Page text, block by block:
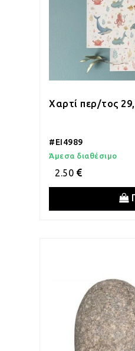
Χαρτί περ/τος
#EI4989
Άμεσα διαθέσιμο
2.50